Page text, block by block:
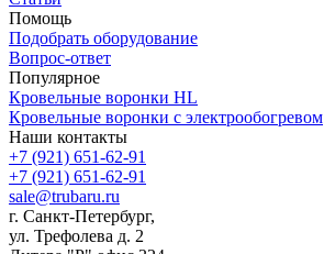
Помощь
Подобрать оборудование
Вопрос-ответ
Популярное
Кровельные воронки HL
Кровельные воронки с электрообогревом
Наши контакты
+7 (921) 651-62-91
+7 (921) 651-62-91
sale@trubaru.ru
г. Санкт-Петербург,
ул. Трефолева д. 2